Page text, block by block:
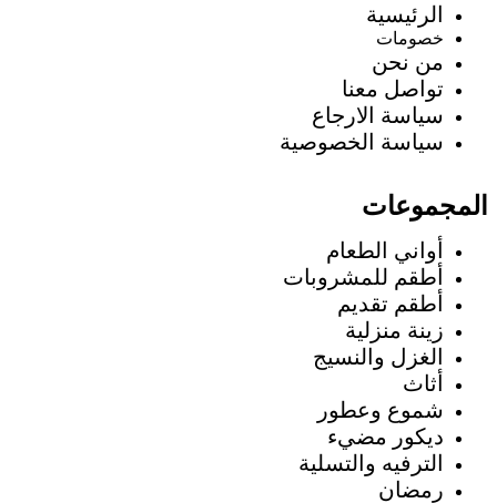
الرئيسية
خصومات
من نحن
تواصل معنا
سياسة الارجاع
سياسة الخصوصية
المجموعات
أواني الطعام
أطقم للمشروبات
أطقم تقديم
زينة منزلية
الغزل والنسيج
أثاث
شموع وعطور
ديكور مضيء
الترفيه والتسلية
رمضان